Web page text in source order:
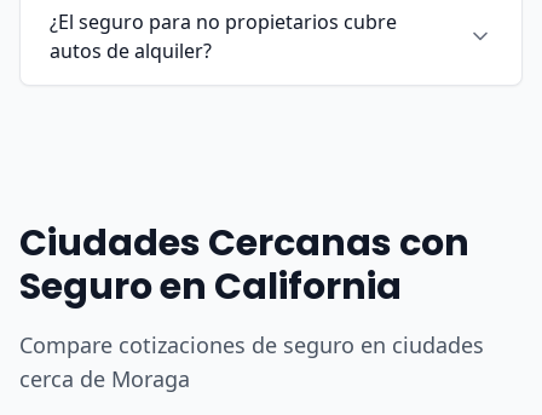
¿El seguro para no propietarios cubre
autos de alquiler?
Ciudades Cercanas con
Seguro en California
Compare cotizaciones de seguro en ciudades
cerca de Moraga